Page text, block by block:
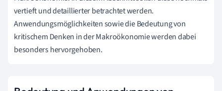
vertieft und detaillierter betrachtet werden.
Anwendungsmöglichkeiten sowie die Bedeutung von
kritischem Denken in der Makroökonomie werden dabei
besonders hervorgehoben.